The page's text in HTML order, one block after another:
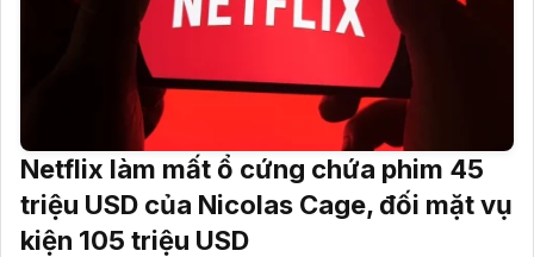
Netflix làm mất ổ cứng chứa phim 45
triệu USD của Nicolas Cage, đối mặt vụ
kiện 105 triệu USD